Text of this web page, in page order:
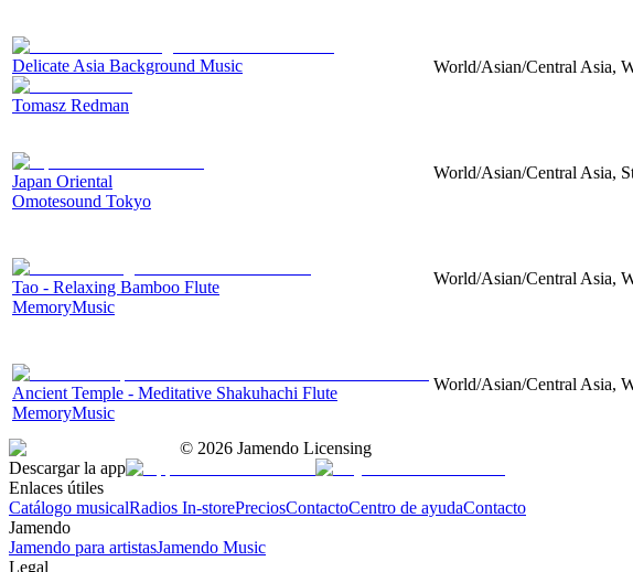
Delicate Asia Background Music
Tomasz Redman
World/Asian/Central Asia,
Japan Oriental
Omotesound Tokyo
World/Asian/Central Asia,
Tao - Relaxing Bamboo Flute
MemoryMusic
World/Asian/Central Asia,
Ancient Temple - Meditative Shakuhachi Flute
MemoryMusic
World/Asian/Central Asia,
© 2026 Jamendo Licensing
Descargar la app
Enlaces útiles
Catálogo musicalRadios In-storePreciosContactoCentro de ayudaContacto
Jamendo
Jamendo para artistasJamendo Music
Legal